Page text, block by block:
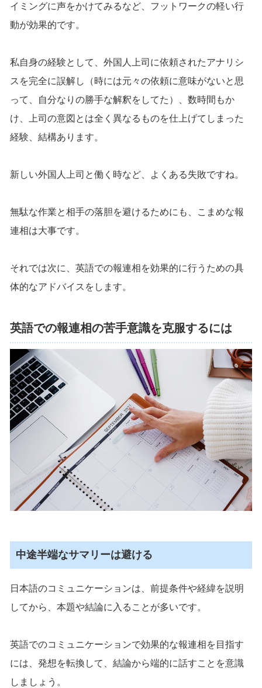
イミングに声をかけてみるなど、フットワークの軽い行
動が効果的です。
私自身の経験として、外国人上司に依頼されたアナリシ
スを完全に誤解し（時には元々の依頼に意味がないと思
って、自分なりの勝手な解釈をしてた）、数時間もか
け、上司の意図とは全く異なるものを仕上げてしまった
経験、結構あります。
新しい外国人上司と働く時など、よくある失敗ですね。
無駄な作業と相手の落胆を避けるためにも、こまめな報
連相は大事です。
それでは次に、英語での報連相を効果的に行うための具
体的なアドバイスをします。
英語での報連相の苦手意識を克服するには
中途半端なサマリーは避ける
日本語のコミュニケーションは、前提条件や経緯を説明
してから、本題や結論に入ることが多いです。
英語でのコミュニケーションで効果的な報連相を目指す
には、発想を転換して、結論から端的に話すことを意識
しましょう。